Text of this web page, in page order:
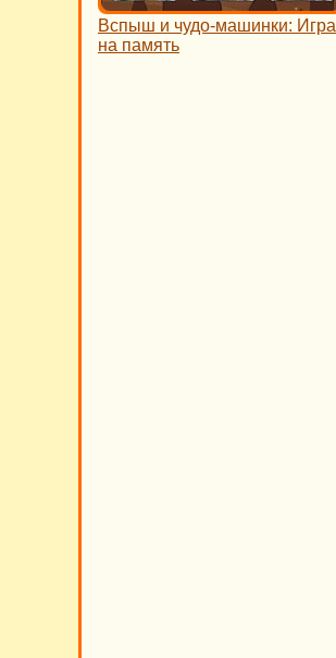
Вспыш и чудо-машинки: Игра
на память